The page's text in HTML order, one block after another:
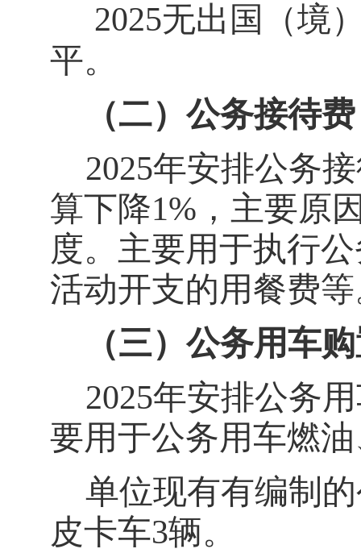
2025无出国（境
平。
（二）公务接待费
2025年安排公务
算下降1% ，主要原
度。主要用于执行
活动开支的用餐费
（三）公务用车
2025年安排公务
要用于公务用车燃
单位现有有编制
皮卡车3辆。